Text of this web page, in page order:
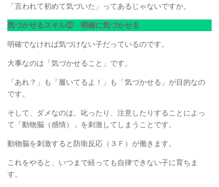
「言われて初めて気づいた」ってあるじゃないですか。
気づかせるスキル② 明確に気づかせる
明確でなければ気づけない子だっているのです。
大事なのは「気づかせること」です。
「あれ？」も「履いてるよ！」も「気づかせる」が目的なの
です。
そして、ダメなのは、叱ったり、注意したりすることによっ
て「動物脳（感情）」を刺激してしまうことです。
動物脳を刺激すると防衛反応（３Ｆ）が働きます。
これをやると、いつまで経っても自律できない子に育ちま
す。